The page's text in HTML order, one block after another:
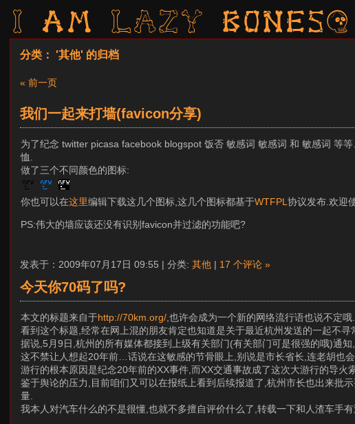
I am LAZY bones?
分类： '其他' 的归档
« 前一页
我们一起来打墙(favicon分享)
为了纪念 twitter picasa facebook blogspot 饭否 敏感词 敏感词 和 敏感词 等等
恤.
做了三个不同颜色的图标:
你也可以在这里编辑下载这几个图标,这几个图标都基于WTFPL协议发布.欢迎
PS:伟大的墙应该还没有识别favicon并过滤的功能吧?
发表于：2009年07月17日 09:55 | 分类: 其他 | 17 个评论 »
今天你70码了吗?
本文的标题来自于http://70km.org/ ,也许会成为一个新的网络流行语也说不定
看到这个标题,经常在网上混的朋友肯定也知道是关于最近杭州发送的一起不寻
据说,5月9日,杭州的所有媒体都接到上级有关部门(有关部门可是很强的哦)通
这不禁让人想起20年前…话说在这敏感的节骨眼上,别说是市长省长,连老胡也
游行的根本原因是纪念20年前的XX事件,而XX交通事故成了这次大游行的导
鉴于舆论的压力,目前咱们又可以在报纸上看到后续报道了,杭州市长也出来批
量.
我本人对汽车什么的不是很懂,也就不多擅自评价什么了,转载一下和人渣车手